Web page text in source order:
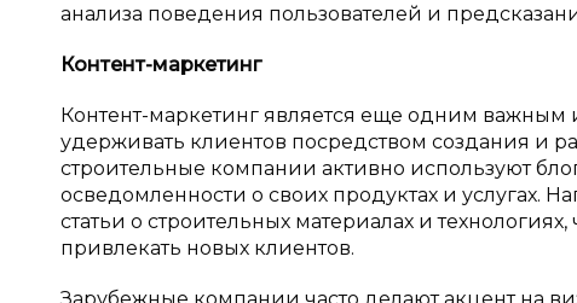
анализа поведения пользователей и
Контент-маркетинг
Контент-маркетинг является еще одним
удерживать клиентов посредством создания и
строительные компании активно используют
осведомленности о своих продуктах и услугах.
статьи о строительных материалах и
привлекать новых клиентов.